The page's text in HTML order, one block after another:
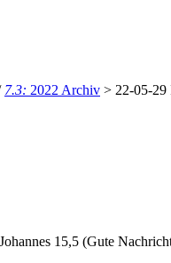
7.3: 2022 Archiv > 22-05-
Johannes 15,5 (Gute